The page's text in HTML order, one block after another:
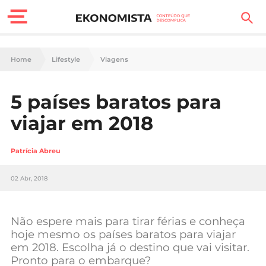
Finanças Pessoais
Carreira
Casa
Tecnologia
Negócios
Home Lifestyle Viagens
5 países baratos para
viajar em 2018
Patrícia Abreu
02 Abr, 2018
Não espere mais para tirar férias e conheça
hoje mesmo os países baratos para viajar
em 2018. Escolha já o destino que vai visitar.
Pronto para o embarque?